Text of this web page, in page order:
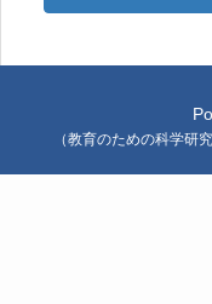
（教育のための科学研